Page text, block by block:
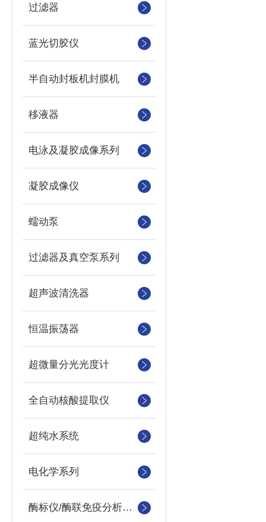
过滤器
蓝光切胶仪
半自动封板机封膜机
移液器
电泳及凝胶成像系列
凝胶成像仪
蠕动泵
过滤器及真空泵系列
超声波清洗器
恒温振荡器
超微量分光光度计
全自动核酸提取仪
超纯水系统
电化学系列
酶标仪/酶联免疫分析仪及洗板机